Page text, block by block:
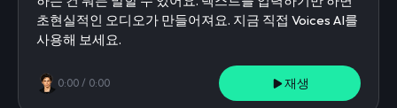
0:00 / 0:00 재생